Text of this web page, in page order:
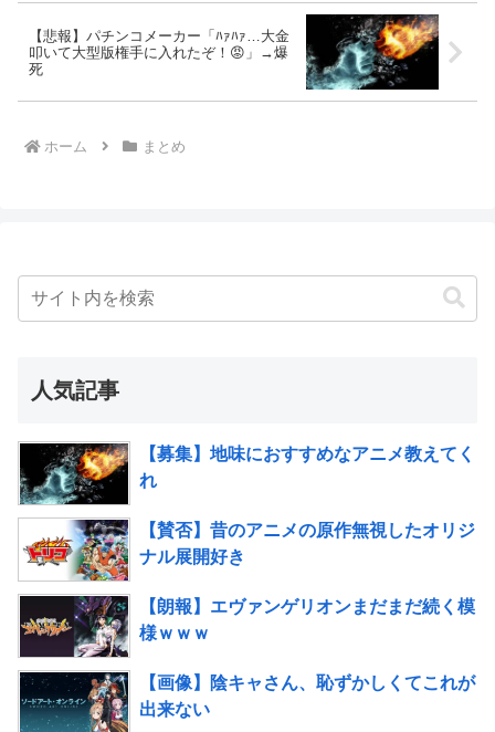
【悲報】パチンコメーカー「ﾊｧﾊｧ…大金
叩いて大型版権手に入れたぞ！😡」→爆
死
ホーム まとめ
人気記事
【募集】地味におすすめなアニメ教えてく
れ
【賛否】昔のアニメの原作無視したオリジ
ナル展開好き
【朗報】エヴァンゲリオンまだまだ続く模
様ｗｗｗ
【画像】陰キャさん、恥ずかしくてこれが
出来ない